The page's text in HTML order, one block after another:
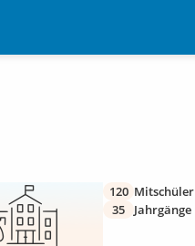
120 Mitschüler
35
Jahrgänge